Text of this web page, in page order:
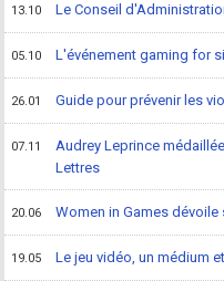
13.10 Le Conseil
05.10 L'événement gaming for
26.01 Guide pour prévenir les
07.11
Audrey Leprince
Lettres
20.06 Women in Games
19.05 Le jeu vidéo, un médium